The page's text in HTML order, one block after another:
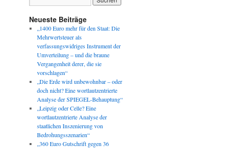
Neueste Beiträge
„1400 Euro mehr für den Staat: Die
Mehrwertsteuer als
verfassungswidriges Instrument der
Umverteilung – und die braune
Vergangenheit derer, die sie
vorschlagen“
„Die Erde wird unbewohnbar – oder
doch nicht? Eine wortlautzentrierte
Analyse der SPIEGEL-Behauptung“
„Leipzig oder Celle? Eine
wortlautzentrierte Analyse der
staatlichen Inszenierung von
Bedrohungsszenarien“
„360 Euro Gutschrift gegen 36